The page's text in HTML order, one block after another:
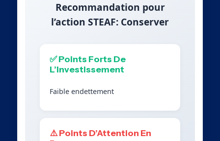
Recommandation pour
l’action STEAF: Conserver
✅ Points Forts De
L’Investissement
Faible endettement
⚠️ Points D’Attention En